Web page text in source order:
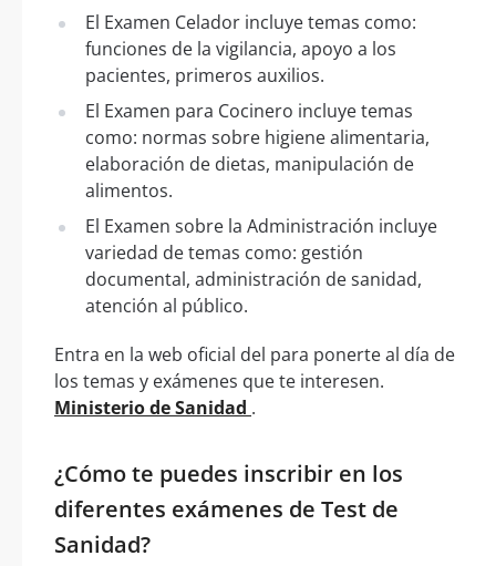
El Examen Celador incluye temas como:
funciones de la vigilancia, apoyo a los
pacientes, primeros auxilios.
El Examen para Cocinero incluye temas
como: normas sobre higiene alimentaria,
elaboración de dietas, manipulación de
alimentos.
El Examen sobre la Administración incluye
variedad de temas como: gestión
documental, administración de sanidad,
atención al público.
Entra en la web oficial del para ponerte al día de
los temas y exámenes que te interesen.
Ministerio de Sanidad .
¿Cómo te puedes inscribir en los
diferentes exámenes de Test de
Sanidad?